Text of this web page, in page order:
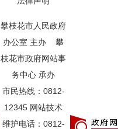
攀枝花市人民政府
办公室 主办 攀
枝花市政府网站事
务中心 承办
市民热线：0812-
12345 网站技术
维护电话：0812-